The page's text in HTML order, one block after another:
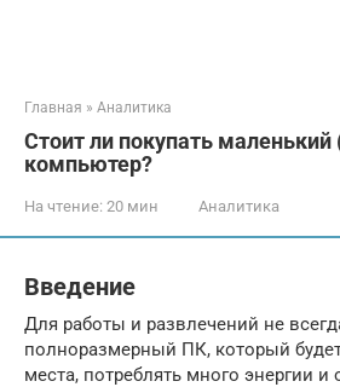
Главная » Аналитика
Стоит ли покупать
компьютер?
На чтение: 20 мин Аналитика
Введение
Для работы и развлечений не
полноразмерный ПК, который
места, потреблять много энергии